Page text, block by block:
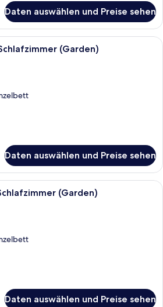
Daten auswählen und Preise sehen
Ein modernes Wohnzimmer mit
(Garden)
Daten auswählen und Preise sehen
Ein modernes Wohnzimmer mit
(Garden)
Daten auswählen und Preise sehen